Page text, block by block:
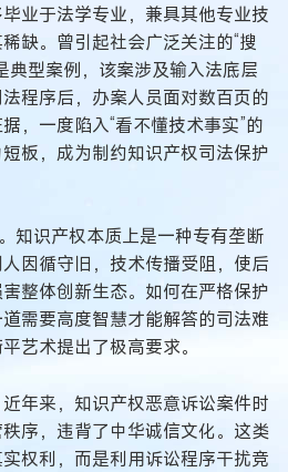
业于法学专业，兼具其他专业技
缺。曾引起社会广泛关注的“搜
典型案例，该案涉及输入法底层
程序后，办案人员面对数百页的
，一度陷入“看不懂技术事实”的
板，成为制约知识产权司法保护
知识产权本质上是一种专有垄断
因循守旧，技术传播受阻，使后
整体创新生态。如何在严格保护
需要高度智慧才能解答的司法难
艺术提出了极高要求。
年来，知识产权恶意诉讼案件时
序，违背了中华诚信文化。这类
权利，而是利用诉讼程序干扰竞